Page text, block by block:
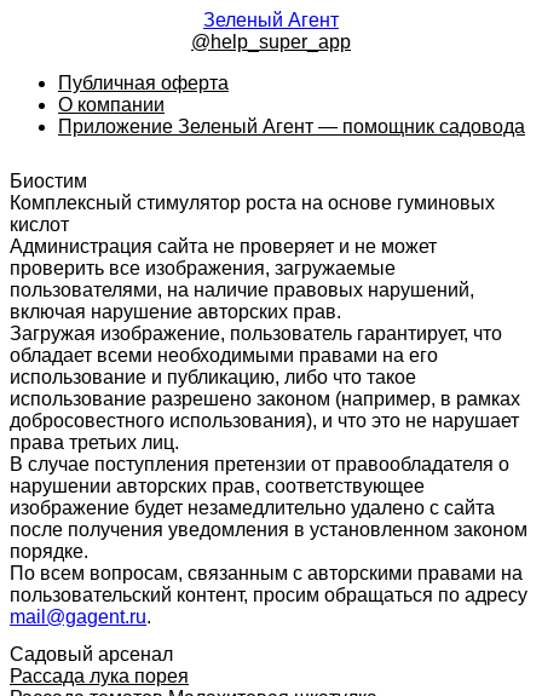
Зеленый Агент
@help_super_app
Публичная оферта
О компании
Приложение Зеленый Агент — помощник садовода
Биостим
Комплексный стимулятор роста на основе гуминовых
кислот
Администрация сайта не проверяет и не может
проверить все изображения, загружаемые
пользователями, на наличие правовых нарушений,
включая нарушение авторских прав.
Загружая изображение, пользователь гарантирует, что
обладает всеми необходимыми правами на его
использование и публикацию, либо что такое
использование разрешено законом (например, в рамках
добросовестного использования), и что это не нарушает
права третьих лиц.
В случае поступления претензии от правообладателя о
нарушении авторских прав, соответствующее
изображение будет незамедлительно удалено с сайта
после получения уведомления в установленном законом
порядке.
По всем вопросам, связанным с авторскими правами на
пользовательский контент, просим обращаться по адресу
mail@gagent.ru.
Садовый арсенал
Рассада лука порея